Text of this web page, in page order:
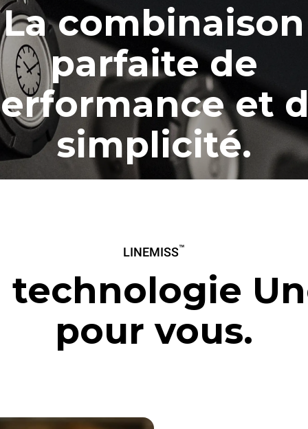
La combinaison
parfaite de
et
simplicité.
LINEMISS™
technologie
pour vous.